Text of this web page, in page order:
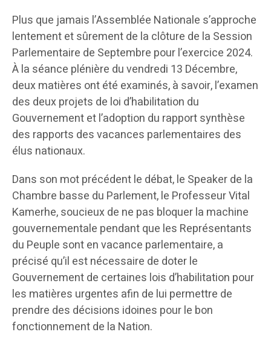
Plus que jamais l’Assemblée Nationale s’approche
lentement et sûrement de la clôture de la Session
Parlementaire de Septembre pour l’exercice 2024.
À la séance plénière du vendredi 13 Décembre,
deux matières ont été examinés, à savoir, l’examen
des deux projets de loi d’habilitation du
Gouvernement et l’adoption du rapport synthèse
des rapports des vacances parlementaires des
élus nationaux.
Dans son mot précédent le débat, le Speaker de la
Chambre basse du Parlement, le Professeur Vital
Kamerhe, soucieux de ne pas bloquer la machine
gouvernementale pendant que les Représentants
du Peuple sont en vacance parlementaire, a
précisé qu’il est nécessaire de doter le
Gouvernement de certaines lois d’habilitation pour
les matières urgentes afin de lui permettre de
prendre des décisions idoines pour le bon
fonctionnement de la Nation.